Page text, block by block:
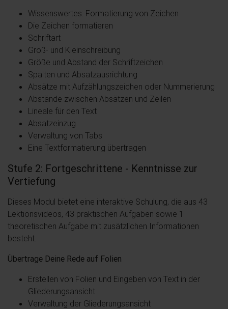
Wissenswertes: Formatierung von Zeichen
Die Zeichen formatieren
Schriftart
Groß- und Kleinschreibung
Größe und Abstand der Schriftzeichen
Spalten und Absatzausrichtung
Absätze mit Aufzählungszeichen oder Nummerierung
Abstände zwischen Absätzen und Zeilen
Lineale für den Text
Absatzeinzug
Verwaltung von Tabs
Eine Textformatierung übertragen
Stufe 2: Fortgeschrittene - Kenntnisse zur
Vertiefung
Dieses Modul bietet eine interaktive Schulung, die aus 43
Lektionsvideos, 43 praktischen Aufgaben sowie 1
theoretischen Aufgabe mit zusätzlichen Informationen
besteht.
Übertrage Deine Rede auf Folien
Erstellen von Folien und Eingeben von Text in der
Gliederungsansicht
Verwaltung der Gliederungsansicht